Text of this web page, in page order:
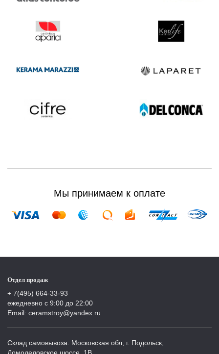
Мы принимаем к оплате
Отдел продаж
+ 7(495) 664-33-93
ежедневно с 9:00 до 22:00
Email: ceramstroy@yandex.ru
Склад самовывоза: Московская обл, г. Подольск,